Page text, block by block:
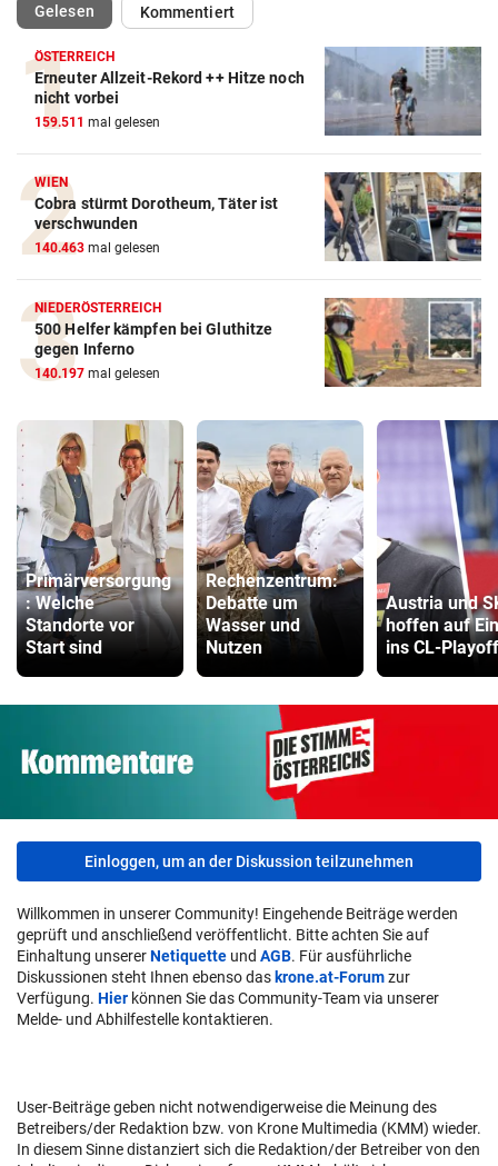
Gelesen(ausgewählt)Kommentiert
ÖSTERREICH
Erneuter Allzeit-Rekord ++ Hitze noch
nicht vorbei
159.511 mal gelesen
WIEN
Cobra stürmt Dorotheum, Täter ist
verschwunden
140.463 mal gelesen
NIEDERÖSTERREICH
500 Helfer kämpfen bei Gluthitze
gegen Inferno
140.197 mal gelesen
Primärversorgung
: Welche
Standorte vor
Start sind
Rechenzentrum:
Debatte um
Wasser und
Nutzen
Austria und
hoffen auf
ins CL-Playoff
Einloggen, um an der Diskussion teilzunehmen
Willkommen in unserer Community! Eingehende Beiträge werden
geprüft und anschließend veröffentlicht. Bitte achten Sie auf
Einhaltung unsererNetiquette und AGB. Für ausführliche
Diskussionen steht Ihnen ebenso das krone.at-Forumzur
Verfügung. Hier können Sie das Community-Team via unserer
Melde- und Abhilfestelle kontaktieren.
User-Beiträge geben nicht notwendigerweise die Meinung des
Betreibers/der Redaktion bzw. von Krone Multimedia (KMM) wieder.
In diesem Sinne distanziert sich die Redaktion/der Betreiber von den